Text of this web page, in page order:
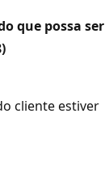
que possa ser
cliente estiver